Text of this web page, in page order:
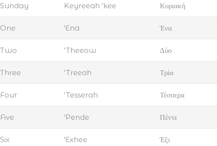
Sunday Keyreeah ‘kee Κυριακή
One ‘Ena Ένα
Two ‘Theeow Δύο
Three ‘Treeah Τρία
Four ‘Tesserah Τέσσερα
Five ‘Pende Πέντε
Six ‘Exhee Έξι